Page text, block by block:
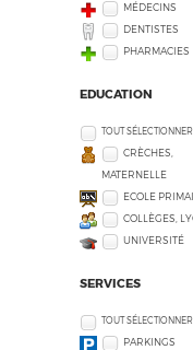
MÉDECINS
DENTISTES
PHARMACIES
EDUCATION
TOUT SÉLECTIONNER
CRÈCHES,
MATERNELLE
ECOLE
COLLÈGES,
UNIVERSITÉ
SERVICES
TOUT SÉLECTIONNER
PARKINGS